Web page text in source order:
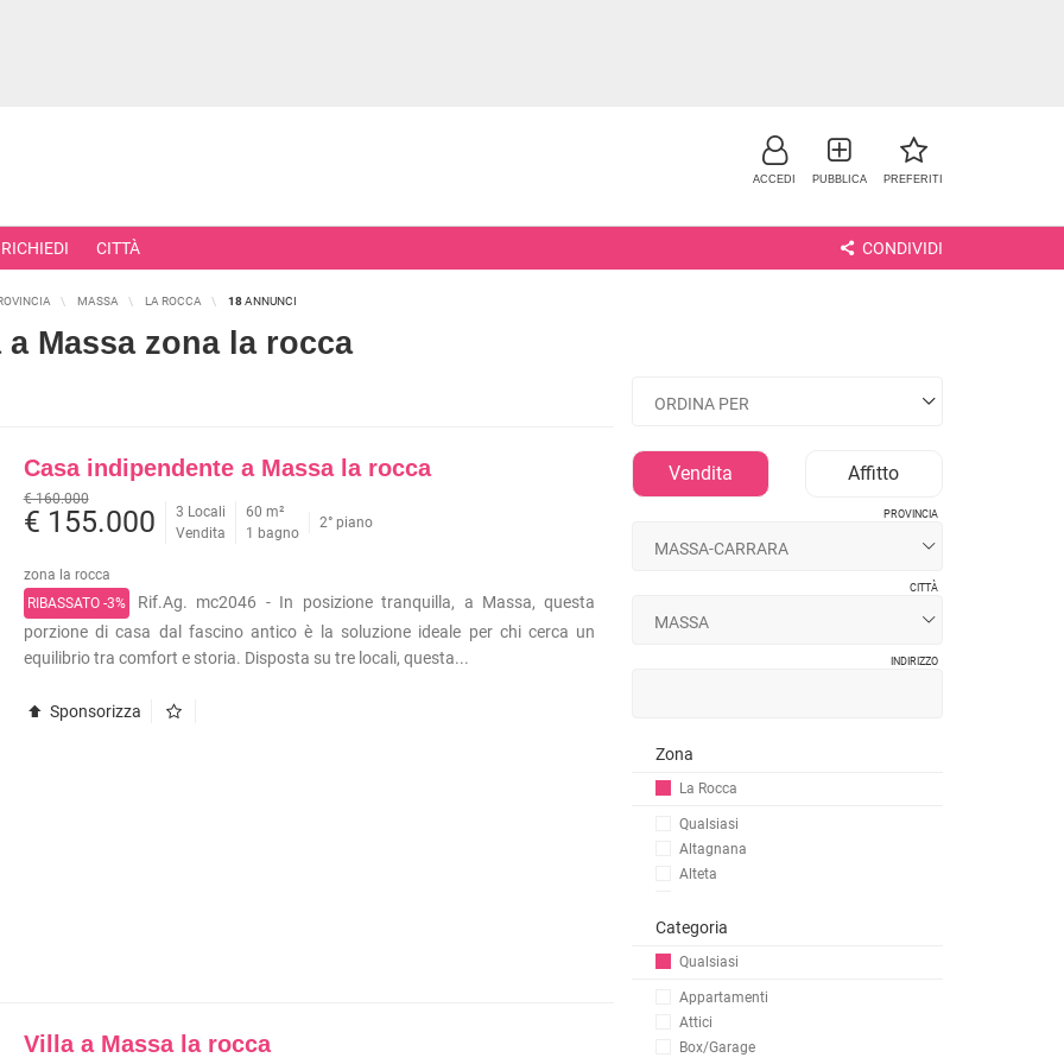
ACCEDI PUBBLICA PREFERITI
RICHIEDI CITTÀ CONDIVIDI
COMMERCIALI
APPARTAMENTI ALL'ULTIMO PIANO
APPARTAMENTI RISTRUTTURATI
VILLE DI LUSSO
VILLE CON GIARDINO
MASSA LA ROCCA 18ANNUNCI
Massa zona la rocca
Casa indipendente a Massa la rocca
€ 160.000
€ 155.000
3 Locali
Vendita
60 m²
1 bagno
2° piano
zona la rocca
RIBASSATO -3%
Rif.Ag. mc2046 - In posizione tranquilla, a Massa, questa
porzione di casa dal fascino antico è la soluzione ideale per chi cerca un
equilibrio tra comfort e storia. Disposta su tre locali, questa...
Sponsorizza
Villa a Massa la rocca
Vendita Affitto
PROVINCIA
CITTÀ
INDIRIZZO
Zona
La Rocca
Qualsiasi
Altagnana
Alteta
Canevara
Castagnetola
Centro
Centro Storico
Categoria
Qualsiasi
Appartamenti
Attici
Box/Garage